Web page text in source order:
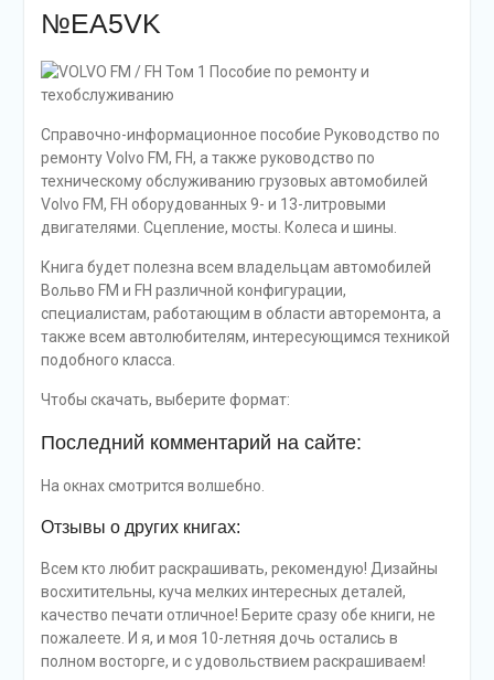
№EA5VK
Справочно-информационное пособие Руководство по
ремонту Volvo FM, FH, а также руководство по
техническому обслуживанию грузовых автомобилей
Volvo FM, FH оборудованных 9- и 13-литровыми
двигателями. Сцепление, мосты. Колеса и шины.
Книга будет полезна всем владельцам автомобилей
Вольво FM и FH различной конфигурации,
специалистам, работающим в области авторемонта, а
также всем автолюбителям, интересующимся техникой
подобного класса.
Чтобы скачать, выберите формат:
Последний комментарий на сайте:
На окнах смотрится волшебно.
Отзывы о других книгах:
Всем кто любит раскрашивать, рекомендую! Дизайны
восхитительны, куча мелких интересных деталей,
качество печати отличное! Берите сразу обе книги, не
пожалеете. И я, и моя 10-летняя дочь остались в
полном восторге, и с удовольствием раскрашиваем!